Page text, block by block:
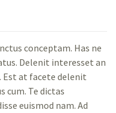
conceptam. Has ne
Delenit interesset an
Est at facete delenit
cum. Te dictas
euismod nam. Ad